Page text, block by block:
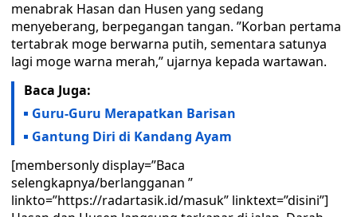
menabrak Hasan dan Husen yang sedang
menyeberang, berpegangan tangan. ”Korban pertama
tertabrak moge berwarna putih, sementara satunya
lagi moge warna merah,” ujarnya kepada wartawan.
Baca Juga:
Guru-Guru Merapatkan Barisan
Gantung Diri di Kandang Ayam
[membersonly display=”Baca
selengkapnya/berlangganan ”
linkto=”https://radartasik.id/masuk” linktext=”disini”]